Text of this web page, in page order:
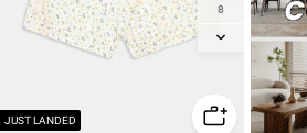
JUST LANDED
8
10